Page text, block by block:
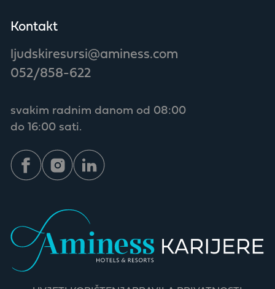
Kontakt
ljudskiresursi@aminess.com
052/858-622
svakim radnim danom od 08:00
do 16:00 sati.